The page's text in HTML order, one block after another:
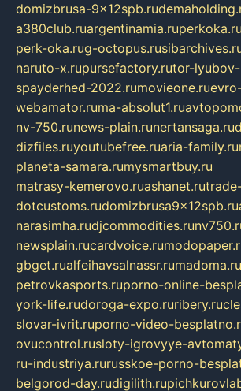
domizbrusa-9x12spb.ru
a380club.ruargentinamia.ruperkoka.ru
perk-oka.rug-octopus.ru
naruto-x.rupursefactory.rutor-
spayderhed-2022.rumovieone.ru
webamator.ruma-absolut1.ru
nv-750.runews-plain.runertansaga.ru
dizfiles.ruyoutubefree.ruaria-family.ru
planeta-samara.rumysmartbuy.ru
matrasy-kemerovo.ruashanet.ru
dotcustoms.rudomizbrusa9x12spb.ru
narasimha.rudjcommodities.ru
newsplain.rucardvoice.ru
gbget.rualfeihavsalnassr.rumadoma.ru
petrovkasports.ruporno-online-
york-life.rudoroga-expo.ruribery.ru
slovar-ivrit.ruporno-video-
ovucontrol.rusloty-igrovyye-
ru-industriya.rurusskoe-porno-
belgorod-day.rudigilith.ru